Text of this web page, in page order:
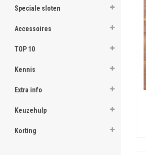
Speciale sloten
Accessoires
TOP 10
Kennis
Extra info
Keuzehulp
Korting